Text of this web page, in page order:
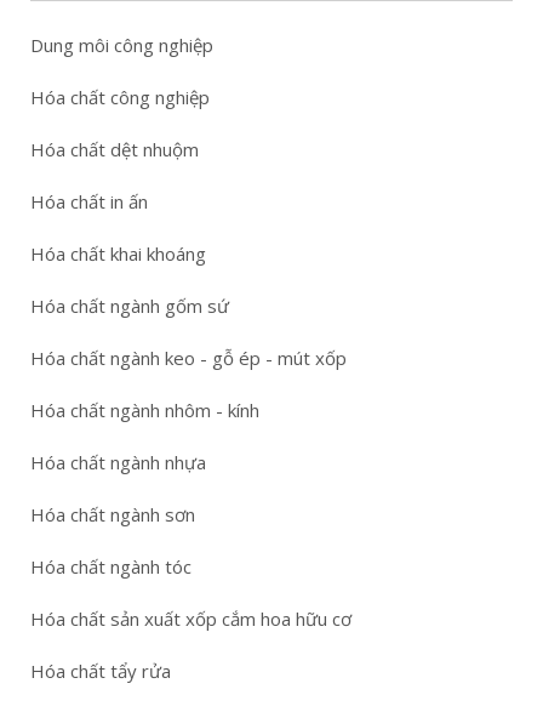
Dung môi công nghiệp
Hóa chất công nghiệp
Hóa chất dệt nhuộm
Hóa chất in ấn
Hóa chất khai khoáng
Hóa chất ngành gốm sứ
Hóa chất ngành keo - gỗ ép - mút xốp
Hóa chất ngành nhôm - kính
Hóa chất ngành nhựa
Hóa chất ngành sơn
Hóa chất ngành tóc
Hóa chất sản xuất xốp cắm hoa hữu cơ
Hóa chất tẩy rửa